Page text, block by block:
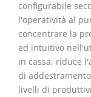
configurabile
l'operatività al
concentrare la
ed intuitivo
in cassa, riduce
di
livelli di